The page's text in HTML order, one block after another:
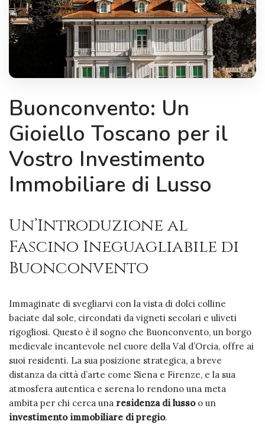
Buonconvento: Un
Gioiello Toscano per il
Vostro Investimento
Immobiliare di Lusso
Un’Introduzione al
Fascino Ineguagliabile di
Buonconvento
Immaginate di svegliarvi con la vista di dolci colline
baciate dal sole, circondati da vigneti secolari e uliveti
rigogliosi. Questo è il sogno che Buonconvento, un borgo
medievale incantevole nel cuore della Val d’Orcia, offre ai
suoi residenti. La sua posizione strategica, a breve
distanza da città d’arte come Siena e Firenze, e la sua
atmosfera autentica e serena lo rendono una meta
ambita per chi cerca una residenza di lussoo un
investimento immobiliare di pregio.